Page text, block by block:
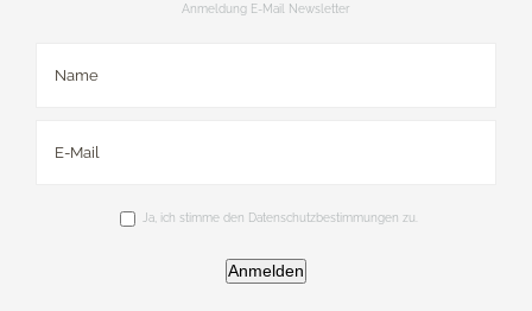
Anmeldung E-Mail Newsletter
Ja, ich stimme den Datenschutzbestimmungen zu.
Anmelden